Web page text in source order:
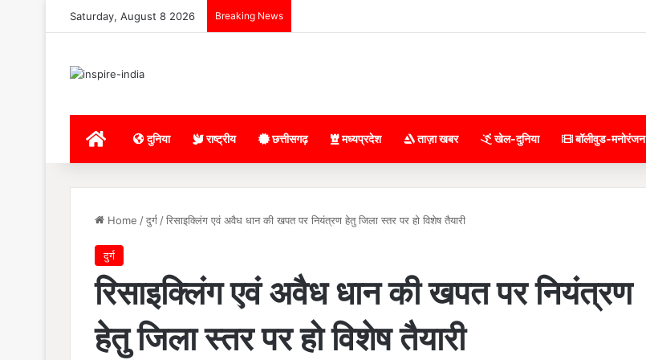
Saturday, August 8 2026 Breaking News
Home दुनिया राष्ट्रीय छत्तीसगढ़ मध्यप्रदेश ताज़ा खबर खेल-दुनिया बॉलीवुड-मनोरंजन
Home /दुर्ग /रिसाइक्लिंग एवं अवैध धान की खपत पर नियंत्रण हेतु जिला स्तर पर हो विशेष तैयारी
दुर्ग
रिसाइक्लिंग एवं अवैध धान की खपत पर नियंत्रण
हेतु जिला स्तर पर हो विशेष तैयारी